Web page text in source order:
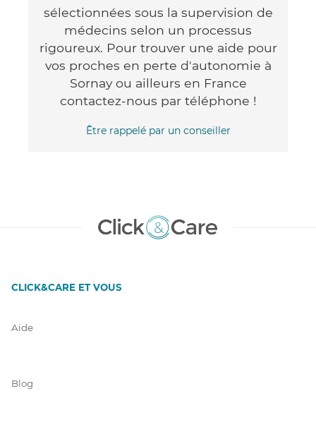
sélectionnées sous la supervision de
médecins selon un processus
rigoureux. Pour trouver une aide pour
vos proches en perte d'autonomie à
Sornay ou ailleurs en France
contactez-nous par téléphone !
Être rappelé par un conseiller
CLICK&CARE ET VOUS
Aide
Blog